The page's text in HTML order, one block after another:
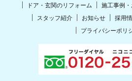
ドア・玄関のリフォーム 施工事例
スタッフ紹介 お知らせ 採用
プライバシーポリ